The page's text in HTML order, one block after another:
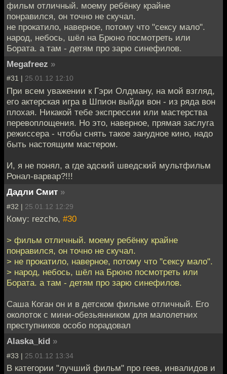
фильм отличный. моему ребёнку крайне
понравился, он точно не скучал.
не прокатило, наверное, потому что "сексу мало".
народ, небось, шёл на Брюно посмотреть или
Бората. а там - детям про зарю синефилов.
Megafreez »
#31 | 25.01.12 12:10
При всем уважении к Гэри Олдману, на мой взгляд,
его актерская игра в Шпион выйди вон - из ряда вон
плохая. Никакой тебе экспрессии или мастерства
перевоплощения. Но это, наверное, прямая заслуга
режиссера - чтобы снять такое занудное кино, надо
быть настоящим мастером.
И, я не понял, а где адский шведский мультфильм
Ронал-варвар?!!!
Дадли Смит »
#32 | 25.01.12 12:29
Кому: rezcho, #30
> фильм отличный. моему ребёнку крайне
понравился, он точно не скучал.
> не прокатило, наверное, потому что "сексу мало".
> народ, небось, шёл на Брюно посмотреть или
Бората. а там - детям про зарю синефилов.
Саша Коган он и в детском фильме отличный. Его
околоток с мини-обезьянником для малолетних
преступников особо порадовал
Alaska_kid »
#33 | 25.01.12 13:34
В категории "лучший фильм" про геев, инвалидов и